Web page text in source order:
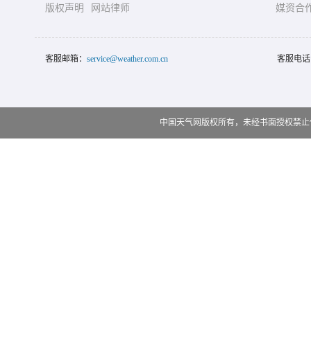
版权声明
网站律师
媒资合
客服邮箱： service@weather.com.cn 客服电
中国天气网版权所有，未经书面授权